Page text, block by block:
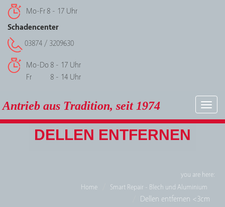
Mo-Fr 8 - 17 Uhr
Schadencenter
03874 / 3209630
Mo-Do 8 - 17 Uhr
Fr
8 - 14 Uhr
Antrieb aus Tradition, seit 1974
DELLEN ENTFERNEN
you are here:
Home
Smart Repair - Blech und Aluminium
Dellen entfernen <3cm